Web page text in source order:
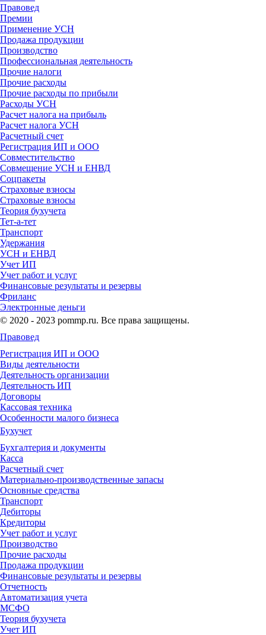
Правовед
Премии
Применение УСН
Продажа продукции
Производство
Профессиональная деятельность
Прочие налоги
Прочие расходы
Прочие расходы по прибыли
Расходы УСН
Расчет налога на прибыль
Расчет налога УСН
Расчетный счет
Регистрация ИП и ООО
Совместительство
Совмещение УСН и ЕНВД
Соцпакеты
Страховые взносы
Страховые взносы
Теория бухучета
Тет-а-тет
Транспорт
Удержания
УСН и ЕНВД
Учет ИП
Учет работ и услуг
Финансовые результаты и резервы
Фриланс
Электронные деньги
© 2020 - 2023 pommp.ru. Все права защищены.
Правовед
Регистрация ИП и ООО
Виды деятельности
Деятельность организации
Деятельность ИП
Договоры
Кассовая техника
Особенности малого бизнеса
Бухучет
Бухгалтерия и документы
Касса
Расчетный счет
Материально-производственные запасы
Основные средства
Транспорт
Дебиторы
Кредиторы
Учет работ и услуг
Производство
Прочие расходы
Продажа продукции
Финансовые результаты и резервы
Отчетность
Автоматизация учета
МСФО
Теория бухучета
Учет ИП